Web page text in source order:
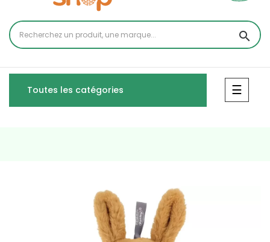
search
Toutes les catégories ☰